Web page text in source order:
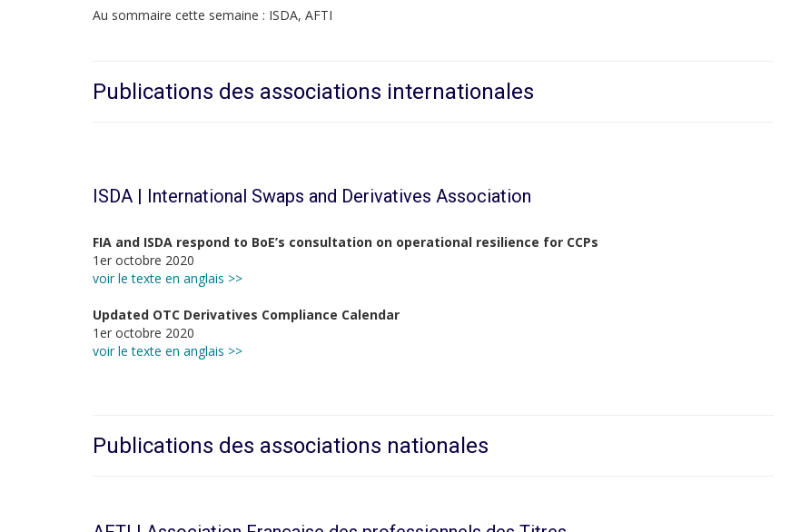
Au sommaire cette semaine : ISDA, AFTI
Publications des associations internationales
ISDA | International Swaps and Derivatives Association
FIA and ISDA respond to BoE’s consultation on operational resilience for CCPs
1er octobre 2020
voir le texte en anglais >>
Updated OTC Derivatives Compliance Calendar
1er octobre 2020
voir le texte en anglais >>
Publications des associations nationales